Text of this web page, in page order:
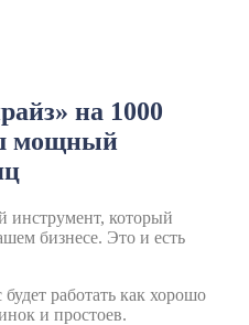
на 1000
мощный
инструмент, который
бизнесе. Это и есть
работать как хорошо
и простоев.